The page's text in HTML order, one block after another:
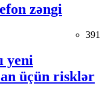
zəngi
391
yeni
üçün risklər